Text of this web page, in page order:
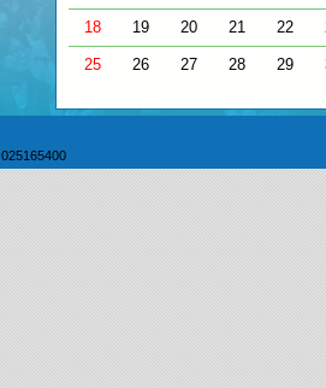
18 19 20 21 22
25 26 27 28 29
025165400